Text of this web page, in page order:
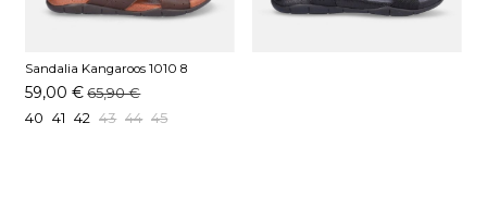
Sandalia Kangaroos 1010 8
Marrón
59,00 € 65,90 €
40 41 42 43 44 45